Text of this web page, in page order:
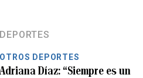
DEPORTES
OTROS DEPORTES
Adriana Díaz: “Siempre es un